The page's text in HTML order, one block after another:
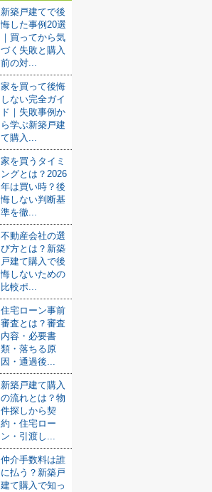
新築戸建てで後
悔した事例20選
｜買ってから気
づく失敗と購入
前の対...
家を買って後悔
しない完全ガイ
ド｜失敗事例か
ら学ぶ新築戸建
て購入...
家を買うタイミ
ングとは？2026
年は買い時？後
悔しない判断基
準を徹...
不動産会社の選
び方とは？新築
戸建て購入で後
悔しないための
比較ポ...
住宅ローン事前
審査とは？審査
内容・必要書
類・落ちる原
因・通過後...
新築戸建て購入
の流れとは？物
件探しから契
約・住宅ロー
ン・引渡し...
仲介手数料は誰
に払う？新築戸
建て購入で知っ